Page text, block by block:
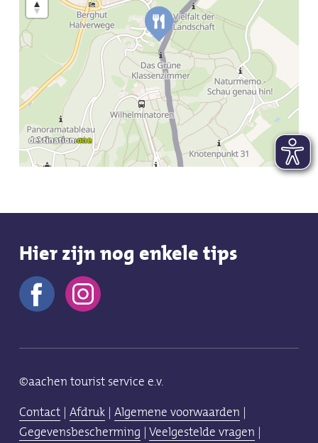
Hier zijn nog enkele tips
©aachen tourist service e.v.
Contact | Afdruk | Algemene voorwaarden |
Gegevensbescherming |Veelgestelde vragen |